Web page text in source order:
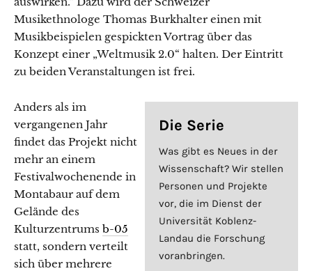
Musikethnologe Thomas Burkhalter einen mit
Musikbeispielen gespickten Vortrag über das
Konzept einer „Weltmusik 2.0“ halten. Der Eintritt
zu beiden Veranstaltungen ist frei.
Die Serie
Was gibt es Neues in der
Wissenschaft? Wir stellen
Personen und Projekte
vor, die im Dienst der
Universität Koblenz-
Landau die Forschung
voranbringen.
Anders als im
vergangenen Jahr
findet das Projekt nicht
mehr an einem
Festivalwochenende in
Montabaur auf dem
Gelände des
Kulturzentrums b-05
statt, sondern verteilt
sich über mehrere